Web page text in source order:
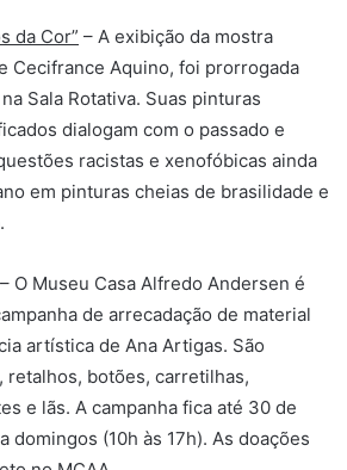
da Cor” – A exibição da mostra
Cecifrance Aquino, foi prorrogada
Sala Rotativa. Suas pinturas
dialogam com o passado e
racistas e xenofóbicas ainda
em pinturas cheias de brasilidade e
– O Museu Casa Alfredo Andersen é
de arrecadação de material
artística de Ana Artigas. São
retalhos, botões, carretilhas,
e lãs. A campanha fica até 30 de
domingos (10h às 17h). As doações